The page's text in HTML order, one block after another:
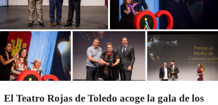
El Teatro Rojas de Toledo acoge la gala de los